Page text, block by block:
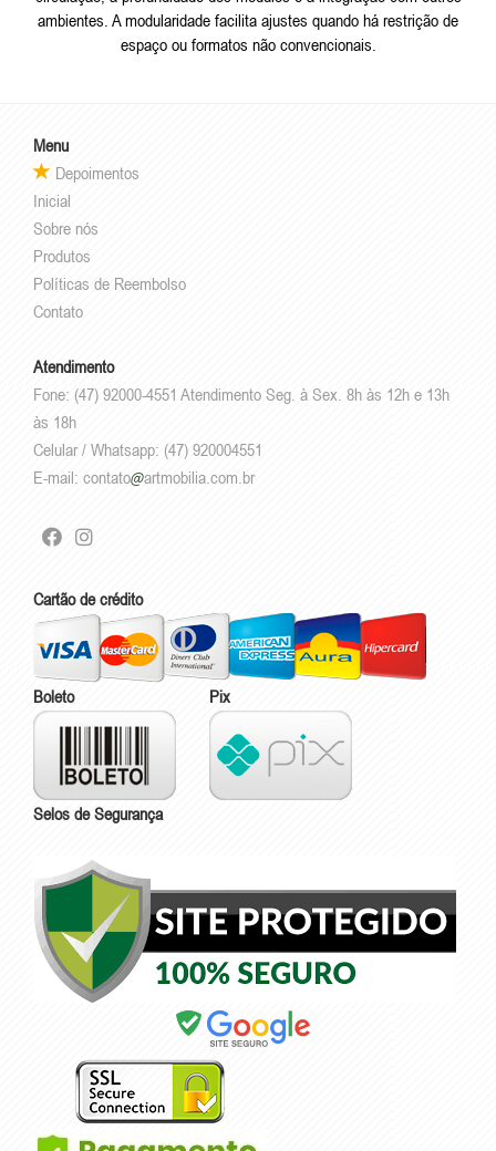
ambientes. A modularidade facilita ajustes quando há restrição de
espaço ou formatos não convencionais.
Menu
Depoimentos
Inicial
Sobre nós
Produtos
Políticas de Reembolso
Contato
Atendimento
Fone: (47) 92000-4551 Atendimento Seg. à Sex. 8h às 12h e 13h
às 18h
Celular / Whatsapp: (47) 920004551
E-mail: contato artmobilia.com.br
Cartão de crédito
Boleto Pix
Selos de Segurança